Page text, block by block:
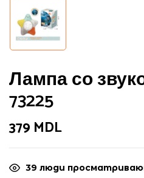
Лампа со
73225
379 MDL
39 люди